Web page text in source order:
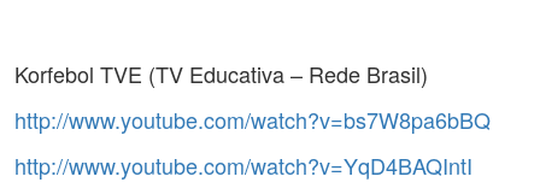
Korfebol TVE (TV Educativa – Rede Brasil)
http://www.youtube.com/watch?v=bs7W8pa6bBQ
http://www.youtube.com/watch?v=YqD4BAQIntI